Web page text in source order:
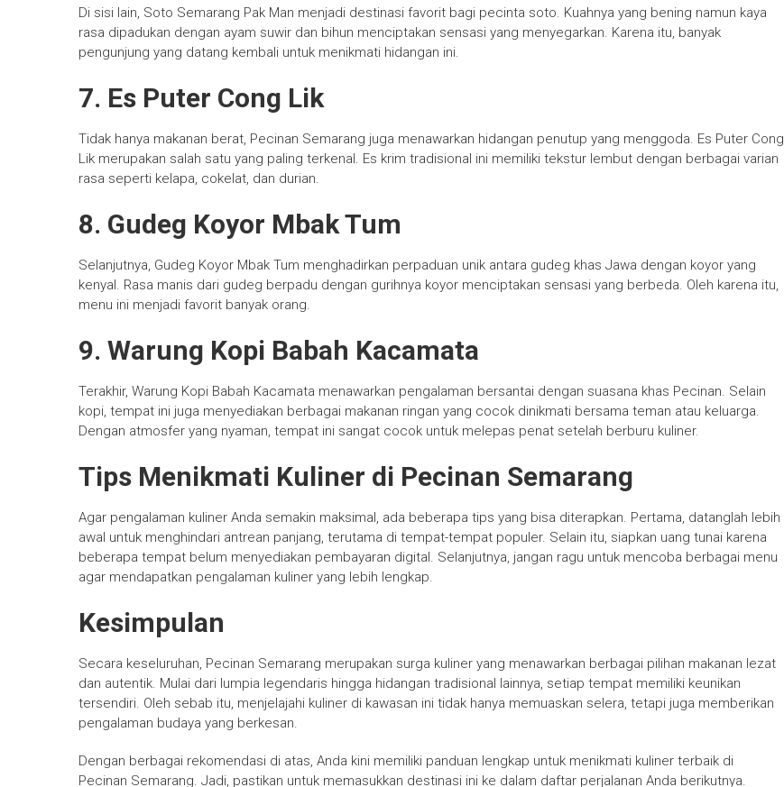
Di sisi lain, Soto Semarang Pak Man menjadi destinasi favorit bagi pecinta soto. Kuahnya yang bening namun kaya
rasa dipadukan dengan ayam suwir dan bihun menciptakan sensasi yang menyegarkan. Karena itu, banyak
pengunjung yang datang kembali untuk menikmati hidangan ini.
7. Es Puter Cong Lik
Tidak hanya makanan berat, Pecinan Semarang juga menawarkan hidangan penutup yang menggoda. Es Puter Cong
Lik merupakan salah satu yang paling terkenal. Es krim tradisional ini memiliki tekstur lembut dengan berbagai varian
rasa seperti kelapa, cokelat, dan durian.
8. Gudeg Koyor Mbak Tum
Selanjutnya, Gudeg Koyor Mbak Tum menghadirkan perpaduan unik antara gudeg khas Jawa dengan koyor yang
kenyal. Rasa manis dari gudeg berpadu dengan gurihnya koyor menciptakan sensasi yang berbeda. Oleh karena itu,
menu ini menjadi favorit banyak orang.
9. Warung Kopi Babah Kacamata
Terakhir, Warung Kopi Babah Kacamata menawarkan pengalaman bersantai dengan suasana khas Pecinan. Selain
kopi, tempat ini juga menyediakan berbagai makanan ringan yang cocok dinikmati bersama teman atau keluarga.
Dengan atmosfer yang nyaman, tempat ini sangat cocok untuk melepas penat setelah berburu kuliner.
Tips Menikmati Kuliner di Pecinan Semarang
Agar pengalaman kuliner Anda semakin maksimal, ada beberapa tips yang bisa diterapkan. Pertama, datanglah lebih
awal untuk menghindari antrean panjang, terutama di tempat-tempat populer. Selain itu, siapkan uang tunai karena
beberapa tempat belum menyediakan pembayaran digital. Selanjutnya, jangan ragu untuk mencoba berbagai menu
agar mendapatkan pengalaman kuliner yang lebih lengkap.
Kesimpulan
Secara keseluruhan, Pecinan Semarang merupakan surga kuliner yang menawarkan berbagai pilihan makanan lezat
dan autentik. Mulai dari lumpia legendaris hingga hidangan tradisional lainnya, setiap tempat memiliki keunikan
tersendiri. Oleh sebab itu, menjelajahi kuliner di kawasan ini tidak hanya memuaskan selera, tetapi juga memberikan
pengalaman budaya yang berkesan.
Dengan berbagai rekomendasi di atas, Anda kini memiliki panduan lengkap untuk menikmati kuliner terbaik di
Pecinan Semarang. Jadi, pastikan untuk memasukkan destinasi ini ke dalam daftar perjalanan Anda berikutnya.